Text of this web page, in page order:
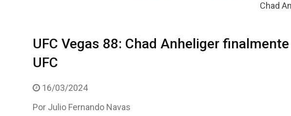
Chad
UFC Vegas 88: Chad Anheliger
UFC
16/03/2024
Por Julio Fernando Navas